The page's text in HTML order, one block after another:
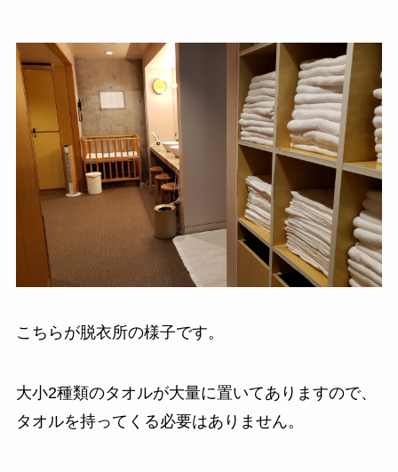
こちらが脱衣所の様子です。
大小2種類のタオルが大量に置いてありますので、
タオルを持ってくる必要はありません。